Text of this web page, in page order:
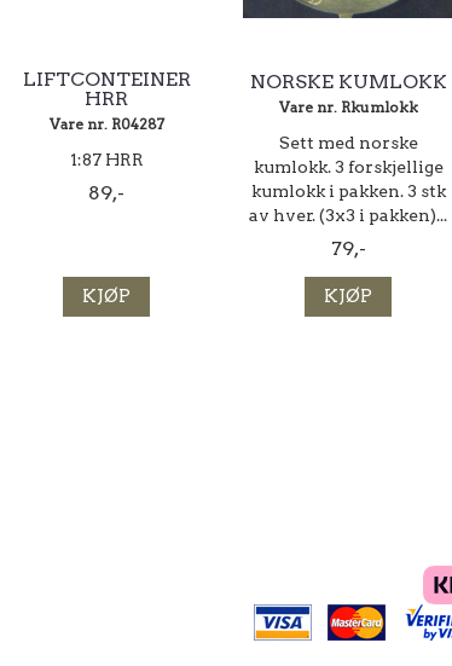
LIFTCONTEINER
HRR
Vare nr. R04287
1:87 HRR
89,-
KJØP
NORSKE KUMLOKK
Vare nr. Rkumlokk
Sett med norske
kumlokk. 3 forskjellige
kumlokk i pakken. 3 stk
av hver. (3x3 i pakken)...
79,-
KJØP